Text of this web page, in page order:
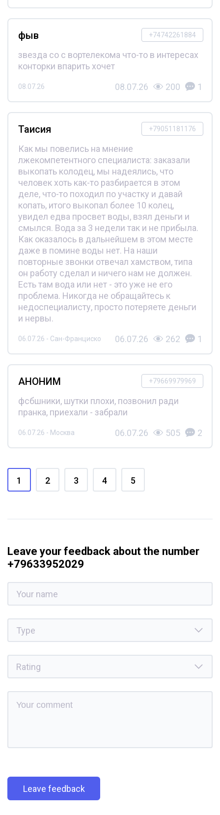
+74742261884
фыв
звезда со с вортелекома что-то в интересах
конторки впарить хочет
08.07.26 08.07.26 200 1
+79051181176
Таисия
Как мы повелись на мнение
лжекомпетентного специалиста: заказали
выкопать колодец, мы надеялись, что
человек хоть как-то разбирается в этом
деле, что-то походил по участку и давай
копать, итого выкопал более 10 колец,
увидел едва просвет воды, взял деньги и
смылся. Вода за 3 недели так и не прибыла.
Как оказалось в дальнейшем в этом месте
даже в помине воды нет. На наши
повторные звонки отвечал хамством, типа
он работу сделал и ничего нам не должен.
Есть там вода или нет - это уже не его
проблема. Никогда не обращайтесь к
недоспециалисту, просто потеряете деньги
и нервы.
06.07.26 - Сан-Франциско 06.07.26 262 1
+79669979969
АНОНИМ
фсбшники, шутки плохи, позвонил ради
пранка, приехали - забрали
06.07.26 - Москва 06.07.26 505 2
1 2 3 4 5
Leave your feedback about the number
+79633952029
Leave feedback